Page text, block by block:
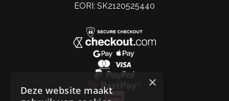
EORI: SK2120525440
×
Deze website maakt